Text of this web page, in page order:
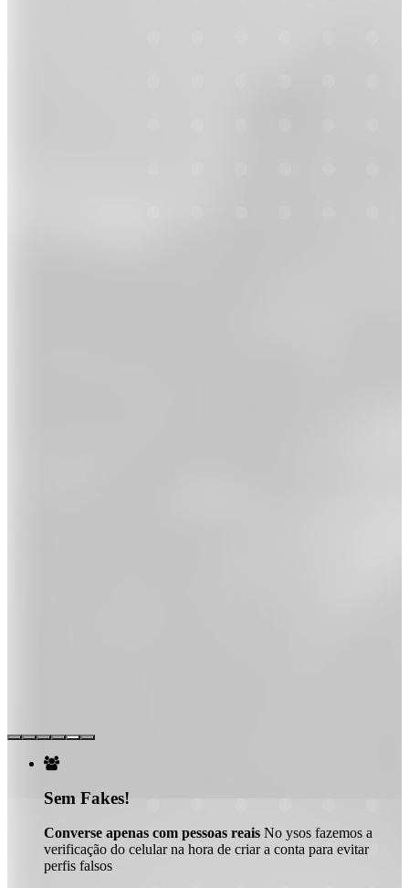

Sem Fakes!
Converse apenas com pessoas reais No ysos fazemos a
verificação do celular na hora de criar a conta para evitar
perfis falsos